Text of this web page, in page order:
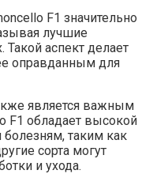
F1 значительно
лучшие
Такой аспект делает
оправданным для
является важным
F1 обладает высокой
таким как
сорта могут
и ухода.